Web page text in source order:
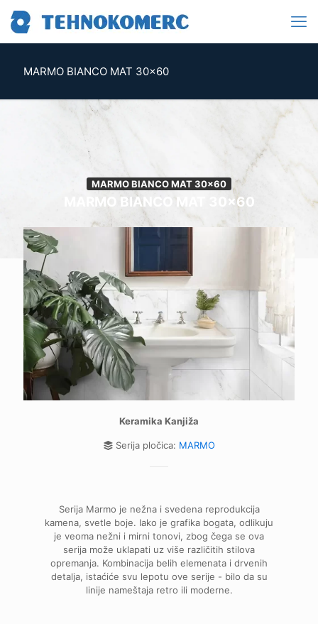
MARMO BIANCO MAT 30×60
MARMO BIANCO MAT 30x60
MARMO BIANCO MAT 30x60
Keramika Kanjiža
Serija pločica: MARMO
Serija Marmo je nežna i svedena reprodukcija
kamena, svetle boje. Iako je grafika bogata, odlikuju
je veoma nežni i mirni tonovi, zbog čega se ova
serija može uklapati uz više različitih stilova
opremanja. Kombinacija belih elemenata i drvenih
detalja, istaćiće svu lepotu ove serije - bilo da su
linije nameštaja retro ili moderne.